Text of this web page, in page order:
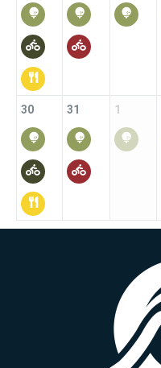
30 31 1